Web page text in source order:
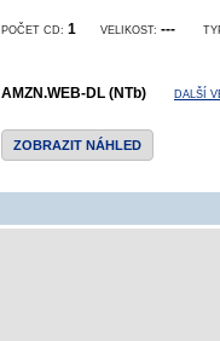
POČET CD: 1 VELIKOST: ---
AMZN.WEB-DL (NTb) DALŠÍ
ZOBRAZIT NÁHLED